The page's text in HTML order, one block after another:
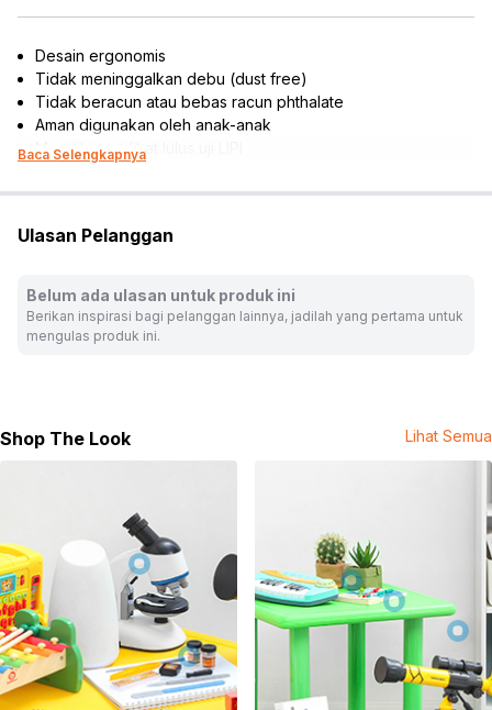
Desain ergonomis
Tidak meninggalkan debu (dust free)
Tidak beracun atau bebas racun phthalate
Aman digunakan oleh anak-anak
Memiliki sertifikat lulus uji LIPI
Dapat digunakan untuk menghapus pensil hitam, pensil
Rekomendasi umur pengguna: 3 tahun ke atas
Isi set: 2 pcs
Warna:Hitam
Dimensi Kemasan:
Baca Selengkapnya
Ulasan Pelanggan
Belum ada ulasan untuk produk ini
Berikan inspirasi bagi pelanggan lainnya, jadilah yang pertama untuk
mengulas produk ini.
Shop The Look Lihat Semua